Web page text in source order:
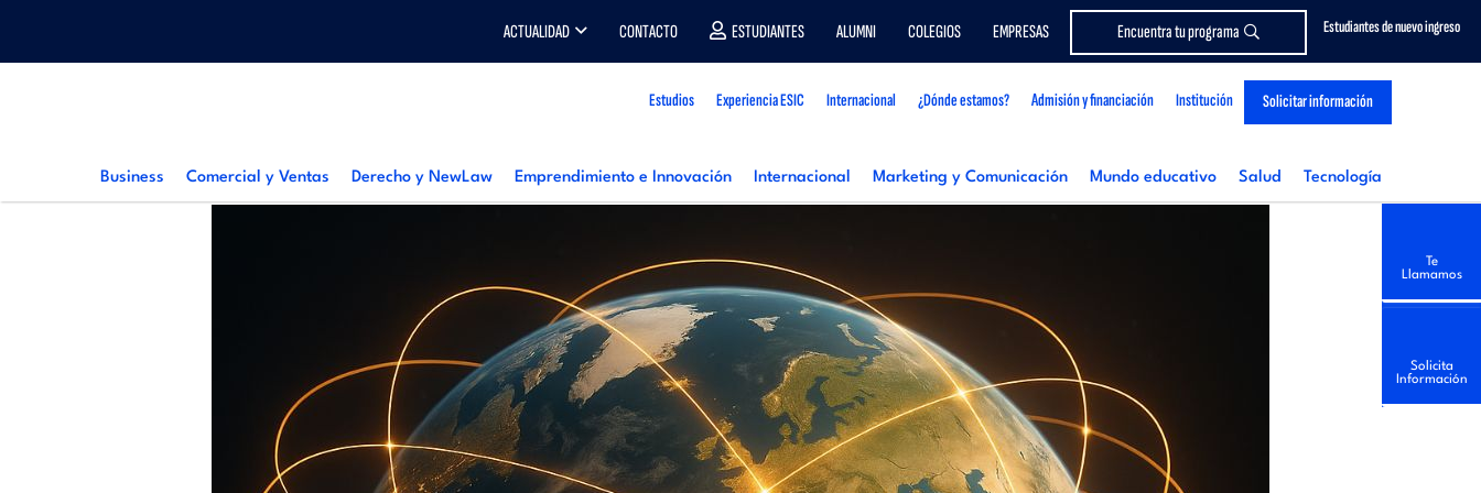
Estudiantes de nuevo ingreso
ACTUALIDAD CONTACTO ESTUDIANTES ALUMNI COLEGIOS EMPRESAS Encuentra tu programa
Estudios Experiencia ESIC Internacional ¿Dónde estamos? Admisión y financiación Institución Solicitar información
Business Comercial y Ventas Derecho y NewLaw Emprendimiento e Innovación Internacional Marketing y Comunicación Mundo educativo Salud Tecnología
Te
Llamamos
Solicita
Información